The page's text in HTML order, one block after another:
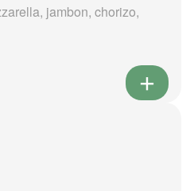
jambon, chorizo,